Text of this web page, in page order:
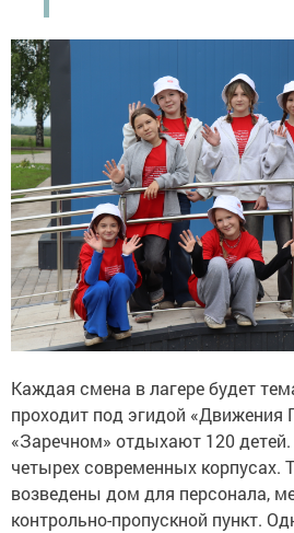
Каждая смена в лагере будет
проходит под эгидой «Движения
«Заречном» отдыхают 120
четырех современных корпусах.
возведены дом для персонала,
контрольно-пропускной пункт.